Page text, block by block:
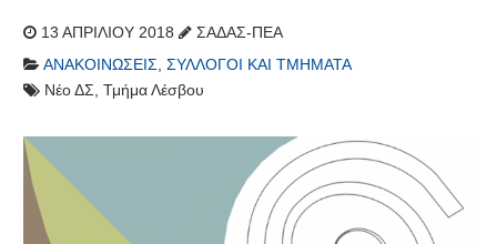
13 ΑΠΡΙΛΊΟΥ 2018
ΣΑΔΑΣ-ΠΕΑ
ΑΝΑΚΟΙΝΏΣΕΙΣ, ΣΎΛΛΟΓΟΙ ΚΑΙ ΤΜΉΜΑΤΑ
Νέο ΔΣ, Τμήμα Λέσβου